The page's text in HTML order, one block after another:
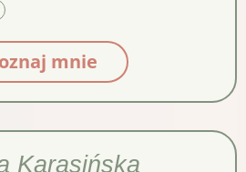
mnie
Karasińska